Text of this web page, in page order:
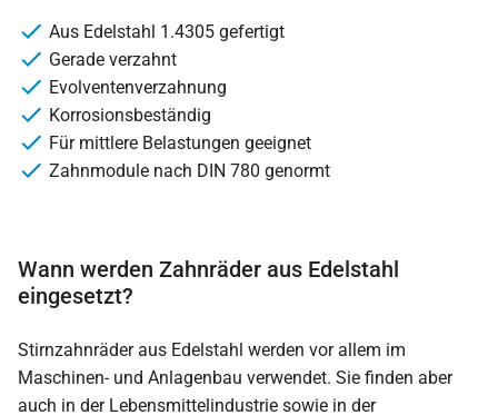
Aus Edelstahl 1.4305 gefertigt
Gerade verzahnt
Evolventenverzahnung
Korrosionsbeständig
Für mittlere Belastungen geeignet
Zahnmodule nach DIN 780 genormt
Wann werden Zahnräder aus Edelstahl
eingesetzt?
Stirnzahnräder aus Edelstahl werden vor allem im
Maschinen- und Anlagenbau verwendet. Sie finden aber
auch in der Lebensmittelindustrie sowie in der